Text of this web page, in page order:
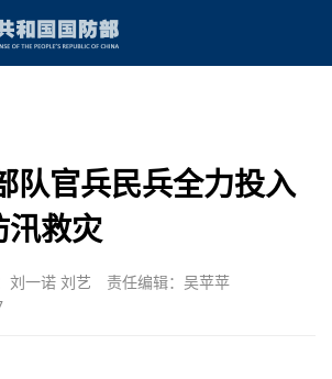
队官兵民兵全力投入
汛救灾
刘一诺 刘艺
责任编辑：吴苹苹